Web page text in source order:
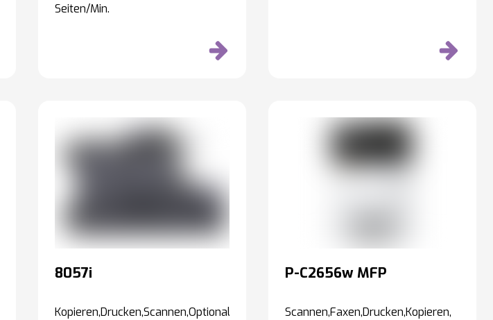
Seiten/Min.
8057i
Kopieren,Drucken,Scannen,Optional:
P-C2656w MFP
Scannen,Faxen,Drucken,Kopieren,